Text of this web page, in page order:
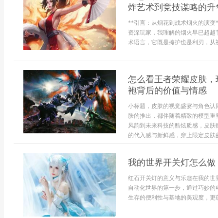
炸艺术到竞技谋略的
**引言：从烟花到战术烟火的演
资深玩家，我理解的烟火早已超
术语言，它既是掩护也是利刃，
怎么看王者荣耀皮肤
袍背后的价值与情感
小标题，皮肤的视觉盛宴与角色
肤的推出，都伴随着精致的模型
风韵到未来科技的酷炫质感，皮
的代入感与新鲜感，穿上限定皮
我的世界开关灯怎么
红石开关灯的意义与乐趣在我的
自动化世界的第一步，通过巧妙
生存的便利性与基地的美观度，